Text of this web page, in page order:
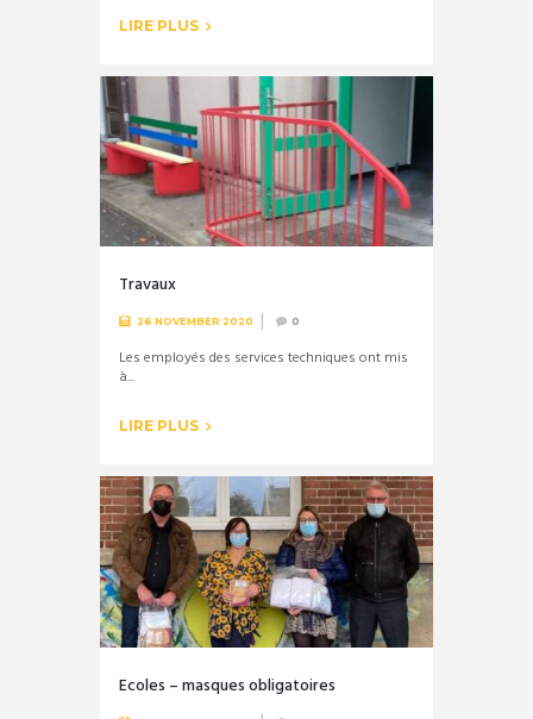
LIRE PLUS
Travaux
26 NOVEMBER 2020 0
Les employés des services techniques ont mis
à...
LIRE PLUS
Ecoles – masques obligatoires